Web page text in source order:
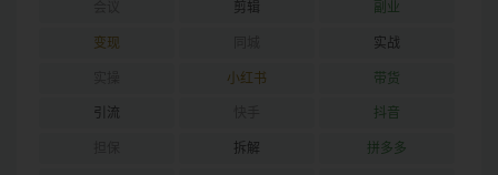
剪辑 副业
变现 实战
小红书 带货
引流 抖音
拆解 拼多多